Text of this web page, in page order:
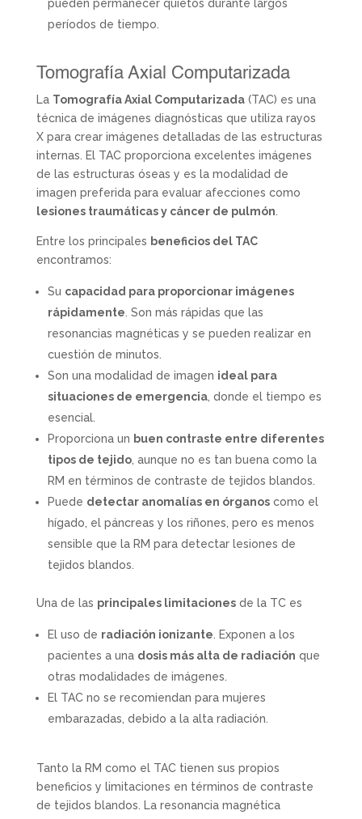
pueden permanecer quietos durante largos
períodos de tiempo.
Tomografía Axial Computarizada
La Tomografía Axial Computarizada(TAC) es una
técnica de imágenes diagnósticas que utiliza rayos
X para crear imágenes detalladas de las estructuras
internas. El TAC proporciona excelentes imágenes
de las estructuras óseas y es la modalidad de
imagen preferida para evaluar afecciones como
lesiones traumáticas y cáncer de pulmón
Entre los principales beneficios del TAC
encontramos:
Su capacidad para proporcionar imágenes
rápidamente . Son más rápidas que las
resonancias magnéticas y se pueden realizar en
cuestión de minutos.
Son una modalidad de imagen ideal para
situaciones de emergencia, donde el tiempo es
esencial.
Proporciona un buen contraste entre diferentes
tipos de tejido, aunque no es tan buena como la
RM en términos de contraste de tejidos blandos.
Puede detectar anomalías en órganoscomo el
hígado, el páncreas y los riñones, pero es menos
sensible que la RM para detectar lesiones de
tejidos blandos.
Una de las principales limitacionesde la TC es
El uso de radiación ionizante . Exponen a los
pacientes a una dosis más alta de radiación que
otras modalidades de imágenes.
El TAC no se recomiendan para mujeres
embarazadas, debido a la alta radiación.
Tanto la RM como el TAC tienen sus propios
beneficios y limitaciones en términos de contraste
de tejidos blandos. La resonancia magnética